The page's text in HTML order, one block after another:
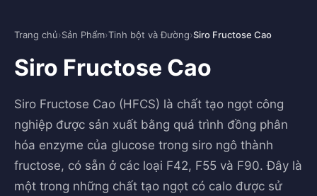
Trang chủ›Sản Phẩm›Tinh bột và Đường›Siro Fructose Cao
Siro Fructose Cao
Siro Fructose Cao (HFCS) là chất tạo ngọt công
nghiệp được sản xuất bằng quá trình đồng phân
hóa enzyme của glucose trong siro ngô thành
fructose, có sẵn ở các loại F42, F55 và F90. Đây là
một trong những chất tạo ngọt có calo được sử